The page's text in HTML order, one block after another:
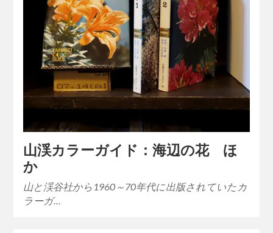
山渓カラーガイド：海辺の花 ほ
か
山と渓谷社から1960～70年代に出版されていたカ
ラーガ…